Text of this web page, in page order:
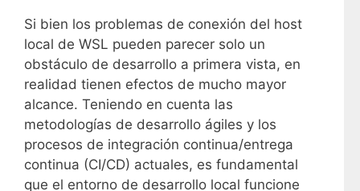
Si bien los problemas de conexión del host
local de WSL pueden parecer solo un
obstáculo de desarrollo a primera vista, en
realidad tienen efectos de mucho mayor
alcance. Teniendo en cuenta las
metodologías de desarrollo ágiles y los
procesos de integración continua/entrega
continua (CI/CD) actuales, es fundamental
que el entorno de desarrollo local funcione